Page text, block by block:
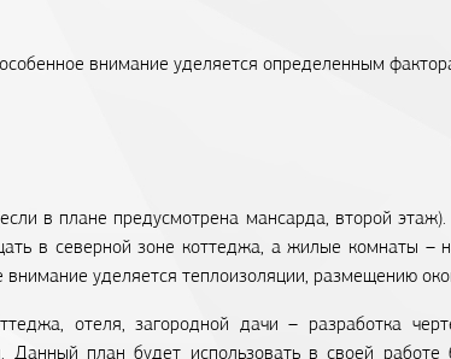
внимание уделяется определенным
в плане предусмотрена мансарда, второй
в северной зоне коттеджа, а жилые комнаты –
внимание уделяется теплоизоляции, размещению
отеля, загородной дачи – разработка
Данный план будет использовать в своей